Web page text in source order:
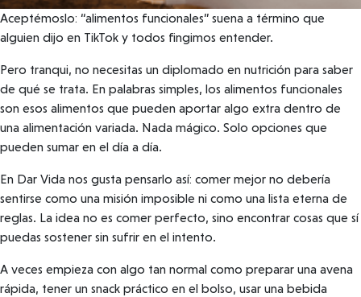
Aceptémoslo: “alimentos funcionales” suena a término que
alguien dijo en TikTok y todos fingimos entender.
Pero tranqui, no necesitas un diplomado en nutrición para saber
de qué se trata. En palabras simples, los alimentos funcionales
son esos alimentos que pueden aportar algo extra dentro de
una alimentación variada. Nada mágico. Solo opciones que
pueden sumar en el día a día.
En Dar Vida nos gusta pensarlo así: comer mejor no debería
sentirse como una misión imposible ni como una lista eterna de
reglas. La idea no es comer perfecto, sino encontrar cosas que sí
puedas sostener sin sufrir en el intento.
A veces empieza con algo tan normal como preparar una avena
rápida, tener un snack práctico en el bolso, usar una bebida